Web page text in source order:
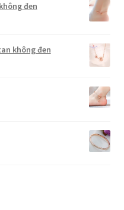
đen
không đen